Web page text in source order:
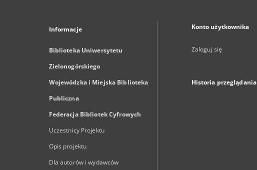
Informacje
Biblioteka Uniwersytetu
Zielonogórskiego
Wojewódzka i Miejska Biblioteka
Publiczna
Federacja Bibliotek Cyfrowych
Uczestnicy Projektu
Opis projektu
Dla autorów i wydawców
Konto użytkownika
Zaloguj się
Historia przeglądania